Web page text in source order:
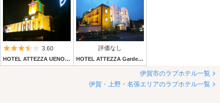
5つ星のうち3.5
3.60
HOTEL ATTEZZA UENO（アテッサウエノ）伊賀上野店
評価なし
HOTEL ATTEZZA Garden (ホテル アテッサガーデン) 伊賀市
伊賀市のラブホテル一覧
伊賀・上野・名張エリアのラブホテル一覧